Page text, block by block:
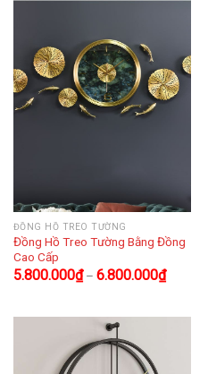
ĐỒNG HỒ TREO TƯỜNG
Đồng Hồ Treo Tường Bằng Đồng
Cao Cấp
5.800.000₫– 6.800.000₫